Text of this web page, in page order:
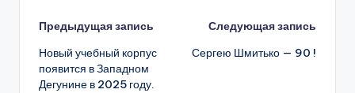
Навигация
записи
Предыдущая запись
Новый учебный корпус
появится в Западном
Дегунине в 2025 году.
Следующая запись
Сергею Шмитько — 90 !